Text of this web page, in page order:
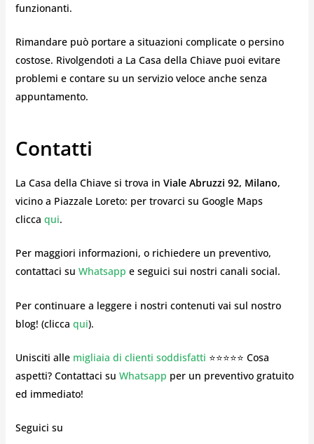
funzionanti.
Rimandare può portare a situazioni complicate o persino
costose. Rivolgendoti a La Casa della Chiave puoi evitare
problemi e contare su un servizio veloce anche senza
appuntamento.
Contatti
La Casa della Chiave si trova in Viale Abruzzi 92, Milano,
vicino a Piazzale Loreto: per trovarci su Google Maps
clicca qui.
Per maggiori informazioni, o richiedere un preventivo,
contattaci su Whatsapp e seguici sui nostri canali social.
Per continuare a leggere i nostri contenuti vai sul nostro
blog! (clicca qui).
Unisciti alle migliaia di clienti soddisfatti ⭐⭐⭐⭐⭐ Cosa
aspetti? Contattaci su Whatsapp per un preventivo gratuito
ed immediato!
Seguici su